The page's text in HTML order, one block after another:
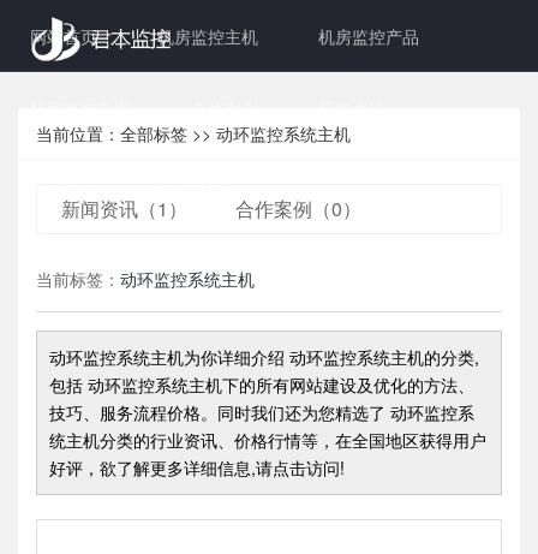
网站首页 机房监控主机 机房监控产品
当前位置： 全部标签 >> 动环监控系统主机
新闻资讯（1） 合作案例（0）
当前标签： 动环监控系统主机
动环监控系统主机为你详细介绍 动环监控系统主机的分类,
包括 动环监控系统主机下的所有网站建设及优化的方法、
技巧、服务流程价格。同时我们还为您精选了 动环监控系
统主机分类的行业资讯、价格行情等，在全国地区获得用户
好评，欲了解更多详细信息,请点击访问!